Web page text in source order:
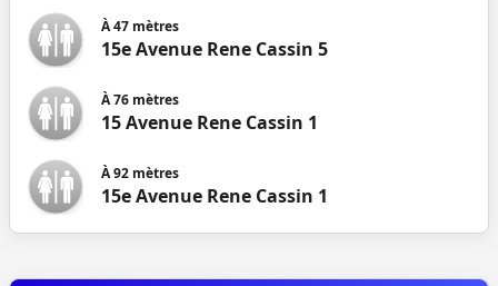
À47 mètres
15e Avenue Rene Cassin 5
À76 mètres
15 Avenue Rene Cassin 1
À92 mètres
15e Avenue Rene Cassin 1